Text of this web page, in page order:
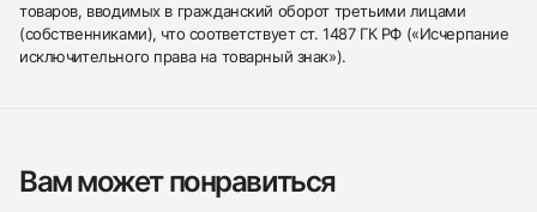
товаров, вводимых в гражданский оборот третьими лицами
(собственниками), что соответствует ст. 1487 ГК РФ («Исчерпание
исключительного права на товарный знак»).
Вам может понравиться